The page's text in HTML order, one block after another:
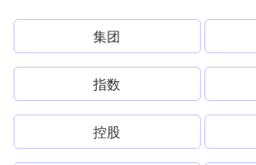
集团
指数
控股